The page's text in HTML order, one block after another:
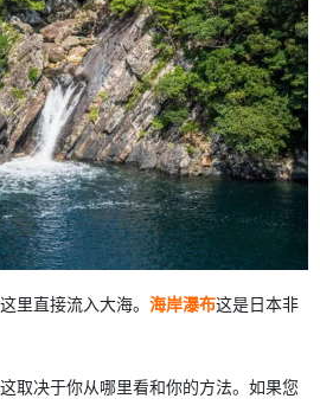
里直接流入大海。 海岸瀑布这是日本非
取决于你从哪里看和你的方法。如果您